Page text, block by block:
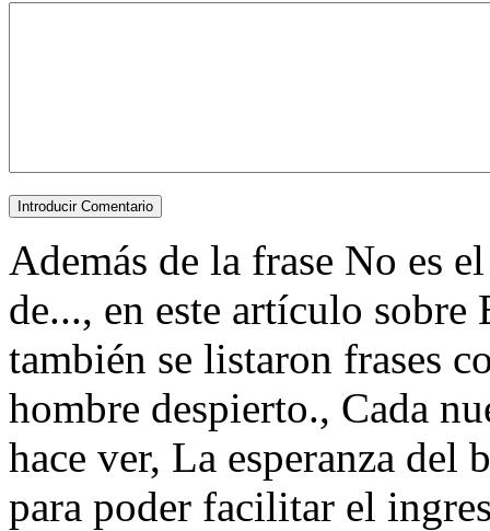
Además de la frase No es
de..., en este artículo sobre
también se listaron frases
hombre despierto., Cada
hace ver, La esperanza del
para poder facilitar el